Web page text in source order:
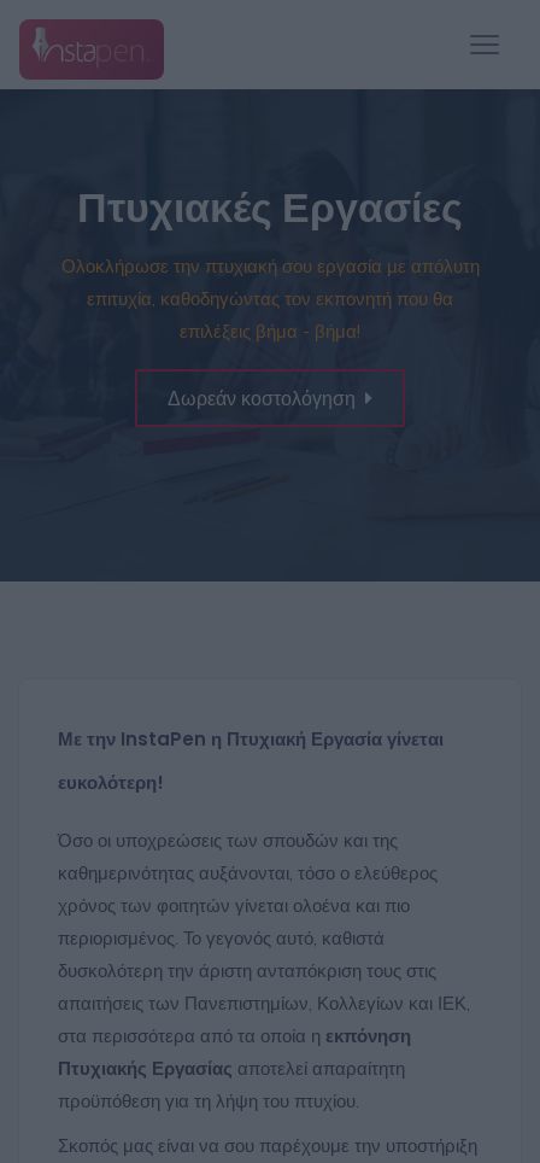
Πτυχιακές Εργασίες
Ολοκλήρωσε την πτυχιακή σου εργασία με απόλυτη
επιτυχία, καθοδηγώντας τον εκπονητή που θα
επιλέξεις βήμα - βήμα!
Δωρεάν κοστολόγηση
Με την InstaPen η Πτυχιακή Εργασία γίνεται
ευκολότερη!
Όσο οι υποχρεώσεις των σπουδών και της
καθημερινότητας αυξάνονται, τόσο ο ελεύθερος
χρόνος των φοιτητών γίνεται ολοένα και πιο
περιορισμένος. Το γεγονός αυτό, καθιστά
δυσκολότερη την άριστη ανταπόκριση τους στις
απαιτήσεις των Πανεπιστημίων, Κολλεγίων και ΙΕΚ,
στα περισσότερα από τα οποία η εκπόνηση
Πτυχιακής Εργασίας αποτελεί απαραίτητη
προϋπόθεση για τη λήψη του πτυχίου.
Σκοπός μας είναι να σου παρέχουμε την υποστήριξη